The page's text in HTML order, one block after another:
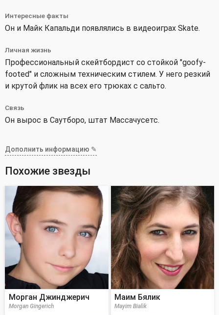
Интересные факты
Он и Майк Капальди появлялись в видеоиграх Skate.
Личная жизнь
Профессиональный скейтбордист со стойкой "goofy-
footed" и сложным техническим стилем. У него резкий
и крутой флик на всех его трюках с сальто.
Связь
Он вырос в Саутборо, штат Массачусетс.
Дополнить информацию ✎
Похожие звезды
Морган Джинджерич
Morgan Gingerich
Маим Бялик
Mayim Bialik